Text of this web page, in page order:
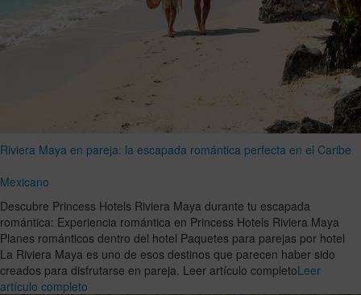
Riviera Maya en pareja: la escapada romántica perfecta en el Caribe
Mexicano
Descubre Princess Hotels Riviera Maya durante tu escapada
romántica: Experiencia romántica en Princess Hotels Riviera Maya
Planes románticos dentro del hotel Paquetes para parejas por hotel
La Riviera Maya es uno de esos destinos que parecen haber sido
creados para disfrutarse en pareja. Leer artículo completoLeer
artículo completo